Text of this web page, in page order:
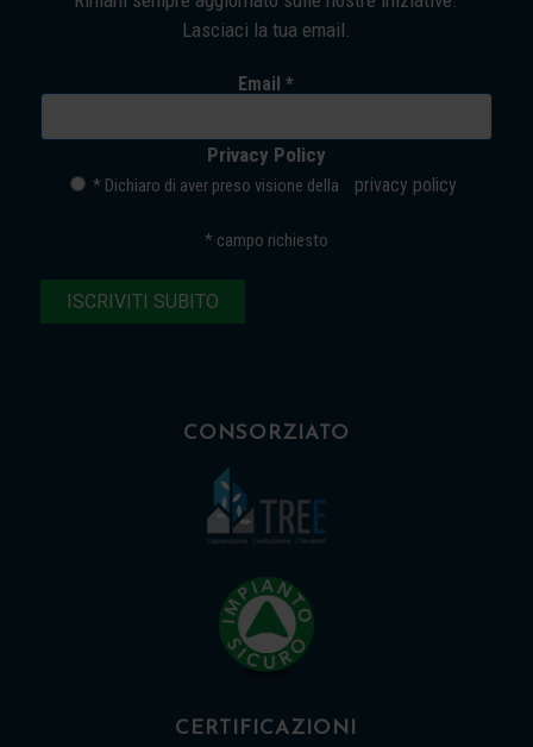
Lasciaci la tua email.
Email *
Privacy Policy
* Dichiaro di aver preso visione della privacy policy
* campo richiesto
CONSORZIATO
CERTIFICAZIONI